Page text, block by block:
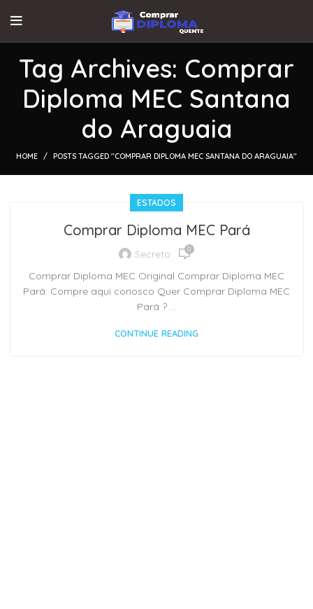
Tag Archives: Comprar
Diploma MEC Santana
do Araguaia
HOME POSTS TAGGED "COMPRAR DIPLOMA MEC SANTANA DO ARAGUAIA"
ESTADOS
Comprar Diploma MEC Pará
Secreto 0
Comprar Diploma MEC Original Comprar Diploma MEC
Pará: Compre aqui conosco Quer Comprar Diploma MEC
Pará ? ...
CONTINUE READING